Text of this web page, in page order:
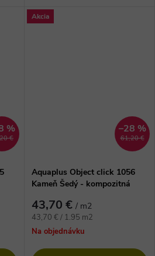
Betón Orion s hrúbkou 6,5 mm
€
%
Akcia
61,20 €
–28 %
Aquaplus Object click 1056
Kameň Šedý - kompozitná
43,70 € / m2
Jednotková
cena:
43,70 € / 1.95 m2
Na objednávku